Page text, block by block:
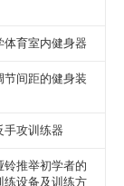
体育室内健身器
节间距的健身装
手攻训练器
铃推举初学者的
练设备及训练方